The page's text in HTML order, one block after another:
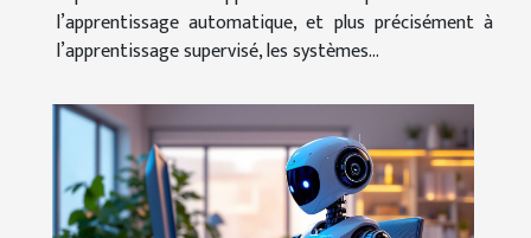
l’apprentissage automatique, et plus précisément à
l’apprentissage supervisé, les systèmes...